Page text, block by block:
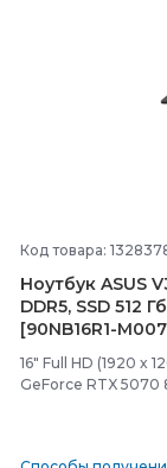
Код товара:
Ноутбук ASUS
DDR5, SSD 512
[90NB16R1-
16" Full HD (1920 x
GeForce RTX 5070